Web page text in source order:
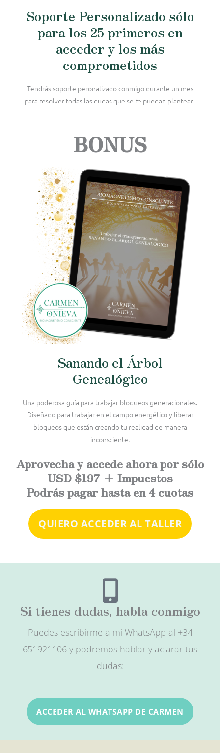
Soporte Personalizado sólo
para los 25 primeros en
acceder y los más
comprometidos
Tendrás soporte peronalizado conmigo durante un mes
para resolver todas las dudas que se te puedan plantear .
BONUS
Sanando el Árbol
Genealógico
Una poderosa guía para trabajar bloqueos generacionales.
Diseñado para trabajar en el campo energético y liberar
bloqueos que están creando tu realidad de manera
inconsciente.
Aprovecha y accede ahora por sólo
USD $197 + Impuestos
Podrás pagar hasta en 4 cuotas
QUIERO ACCEDER AL TALLER
Si tienes dudas, habla conmigo
Puedes escribirme a mi WhatsApp al +34
651921106 y podremos hablar y aclarar tus
dudas:
ACCEDER AL WHATSAPP DE CARMEN